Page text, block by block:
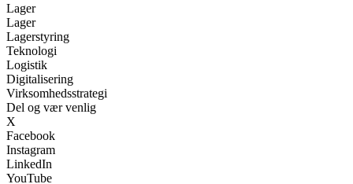
Lager
Lager
Lagerstyring
Teknologi
Logistik
Digitalisering
Virksomhedsstrategi
Del og vær venlig
X
Facebook
Instagram
LinkedIn
YouTube